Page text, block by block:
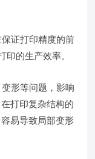
证打印精度的前
印的生产效率。
形等问题，影响
打印复杂结构的
易导致局部变形